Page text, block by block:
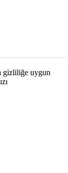
gizliliğe uygun